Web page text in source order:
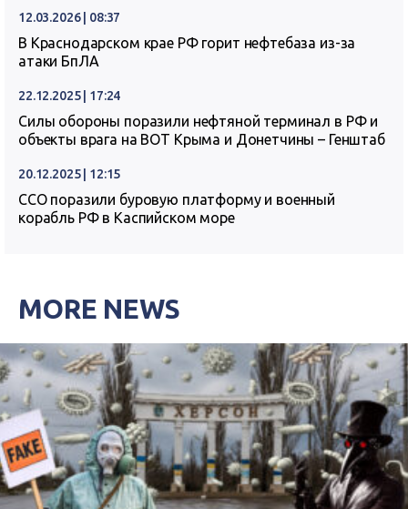
12.03.2026 | 08:37
В Краснодарском крае РФ горит нефтебаза из-за
атаки БпЛА
22.12.2025 | 17:24
Силы обороны поразили нефтяной терминал в РФ и
объекты врага на ВОТ Крыма и Донетчины – Генштаб
20.12.2025 | 12:15
ССО поразили буровую платформу и военный
корабль РФ в Каспийском море
MORE NEWS